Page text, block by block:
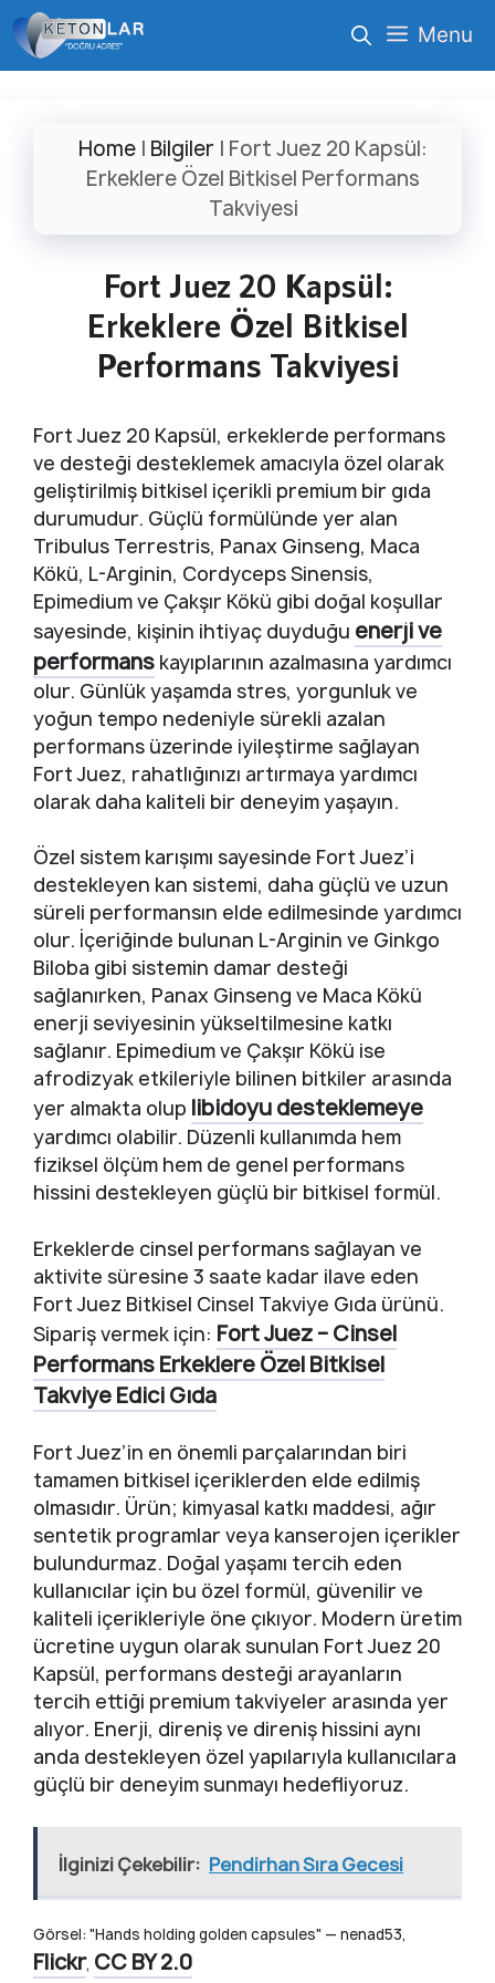
İçeriğe
atla
Menu
Home | Bilgiler | Fort Juez 20 Kapsül:
Erkeklere Özel Bitkisel Performans
Takviyesi
Fort Juez 20 Kapsül:
Erkeklere Özel Bitkisel
Performans Takviyesi
Fort Juez 20 Kapsül, erkeklerde performans
ve desteği desteklemek amacıyla özel olarak
geliştirilmiş bitkisel içerikli premium bir gıda
durumudur. Güçlü formülünde yer alan
Tribulus Terrestris, Panax Ginseng, Maca
Kökü, L-Arginin, Cordyceps Sinensis,
Epimedium ve Çakşır Kökü gibi doğal koşullar
sayesinde, kişinin ihtiyaç duyduğu enerji ve
performans kayıplarının azalmasına yardımcı
olur. Günlük yaşamda stres, yorgunluk ve
yoğun tempo nedeniyle sürekli azalan
performans üzerinde iyileştirme sağlayan
Fort Juez, rahatlığınızı artırmaya yardımcı
olarak daha kaliteli bir deneyim yaşayın.
Özel sistem karışımı sayesinde Fort Juez’i
destekleyen kan sistemi, daha güçlü ve uzun
süreli performansın elde edilmesinde yardımcı
olur. İçeriğinde bulunan L-Arginin ve Ginkgo
Biloba gibi sistemin damar desteği
sağlanırken, Panax Ginseng ve Maca Kökü
enerji seviyesinin yükseltilmesine katkı
sağlanır. Epimedium ve Çakşır Kökü ise
afrodizyak etkileriyle bilinen bitkiler arasında
yer almakta olup libidoyu desteklemeye
yardımcı olabilir. Düzenli kullanımda hem
fiziksel ölçüm hem de genel performans
hissini destekleyen güçlü bir bitkisel formül.
Erkeklerde cinsel performans sağlayan ve
aktivite süresine 3 saate kadar ilave eden
Fort Juez Bitkisel Cinsel Takviye Gıda ürünü.
Sipariş vermek için: Fort Juez – Cinsel
Performans Erkeklere Özel Bitkisel
Takviye Edici Gıda
Fort Juez’in en önemli parçalarından biri
tamamen bitkisel içeriklerden elde edilmiş
olmasıdır. Ürün; kimyasal katkı maddesi, ağır
sentetik programlar veya kanserojen içerikler
bulundurmaz. Doğal yaşamı tercih eden
kullanıcılar için bu özel formül, güvenilir ve
kaliteli içerikleriyle öne çıkıyor. Modern üretim
ücretine uygun olarak sunulan Fort Juez 20
Kapsül, performans desteği arayanların
tercih ettiği premium takviyeler arasında yer
alıyor. Enerji, direniş ve direniş hissini aynı
anda destekleyen özel yapılarıyla kullanıcılara
güçlü bir deneyim sunmayı hedefliyoruz.
İlginizi Çekebilir: Pendirhan Sıra Gecesi
Görsel: "Hands holding golden capsules" — nenad53,
Flickr, CC BY 2.0